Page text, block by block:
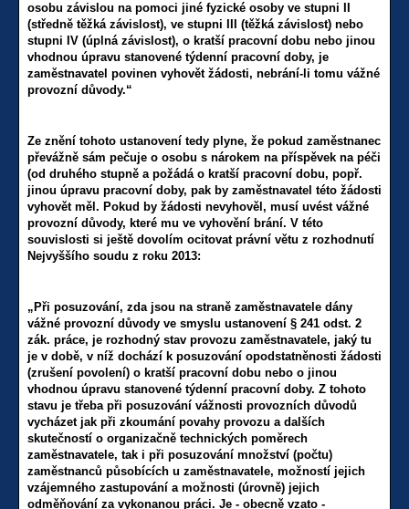
osobu závislou na pomoci jiné fyzické osoby ve stupni II
(středně těžká závislost), ve stupni III (těžká závislost) nebo
stupni IV (úplná závislost), o kratší pracovní dobu nebo jinou
vhodnou úpravu stanovené týdenní pracovní doby, je
zaměstnavatel povinen vyhovět žádosti, nebrání-li tomu vážné
provozní důvody.“
Ze znění tohoto ustanovení tedy plyne, že pokud zaměstnanec
převážně sám pečuje o osobu s nárokem na příspěvek na péči
(od druhého stupně a požádá o kratší pracovní dobu, popř.
jinou úpravu pracovní doby, pak by zaměstnavatel této žádosti
vyhovět měl. Pokud by žádosti nevyhověl, musí uvést vážné
provozní důvody, které mu ve vyhovění brání. V této
souvislosti si ještě dovolím ocitovat právní větu z rozhodnutí
Nejvyššího soudu z roku 2013:
„Při posuzování, zda jsou na straně zaměstnavatele dány
vážné provozní důvody ve smyslu ustanovení § 241 odst. 2
zák. práce, je rozhodný stav provozu zaměstnavatele, jaký tu
je v době, v níž dochází k posuzování opodstatněnosti žádosti
(zrušení povolení) o kratší pracovní dobu nebo o jinou
vhodnou úpravu stanovené týdenní pracovní doby. Z tohoto
stavu je třeba při posuzování vážnosti provozních důvodů
vycházet jak při zkoumání povahy provozu a dalších
skutečností o organizačně technických poměrech
zaměstnavatele, tak i při posuzování množství (počtu)
zaměstnanců působících u zaměstnavatele, možností jejich
vzájemného zastupování a možnosti (úrovně) jejich
odměňování za vykonanou práci. Je - obecně vzato -